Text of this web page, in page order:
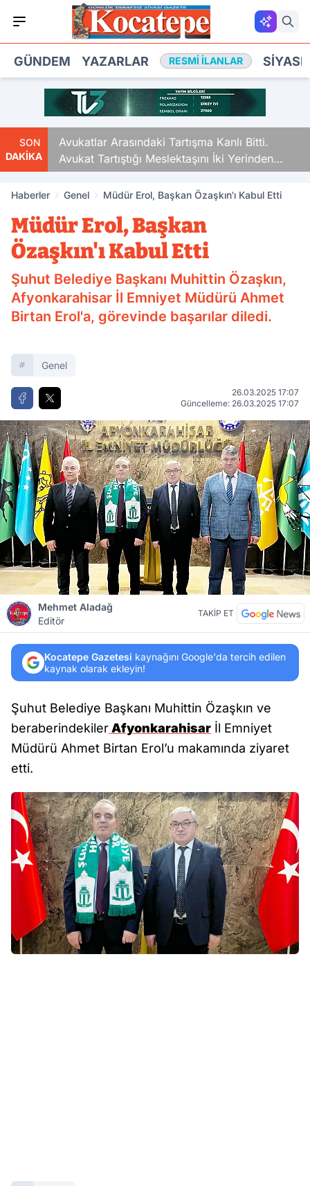
GÜNDEM YAZARLAR RESMI İLANLAR
SON
DAKİKA
Avukatlar Arasındaki Tartışma Kanlı Bitti.
Avukat Tartıştığı Meslektaşını İki Yerinden
Vurdu
Haberler Genel Müdür Erol, Başkan Özaşkın'ı Kabul Etti
Müdür Erol, Başkan
Özaşkın'ı Kabul Etti
Şuhut Belediye Başkanı Muhittin Özaşkın,
Afyonkarahisar İl Emniyet Müdürü Ahmet
Birtan Erol'a, görevinde başarılar diledi.
Genel
26.03.2025 17:07
Güncelleme: 26.03.2025 17:07
Mehmet Aladağ
Editör
TAKİP ET
Kocatepe Gazetesi kaynağını Google'da tercih edilen
kaynak olarak ekleyin!
Şuhut Belediye Başkanı Muhittin Özaşkın ve
beraberindekilerAfyonkarahisar İl Emniyet
Müdürü Ahmet Birtan Erol’u makamında ziyaret
etti.